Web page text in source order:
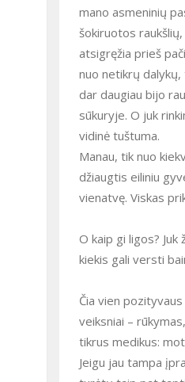
mano asmeninių
šokiruotos
atsigręžia prieš
nuo netikrų dalykų,
dar daugiau bijo
sūkuryje. O juk
vidinė tuštuma.
Manau, tik nuo
džiaugtis eiliniu
vienatvę. Viskas
O kaip gi ligos?
kiekis gali versti
Čia vien
veiksniai –
tikrus medikus:
Jeigu jau tampa